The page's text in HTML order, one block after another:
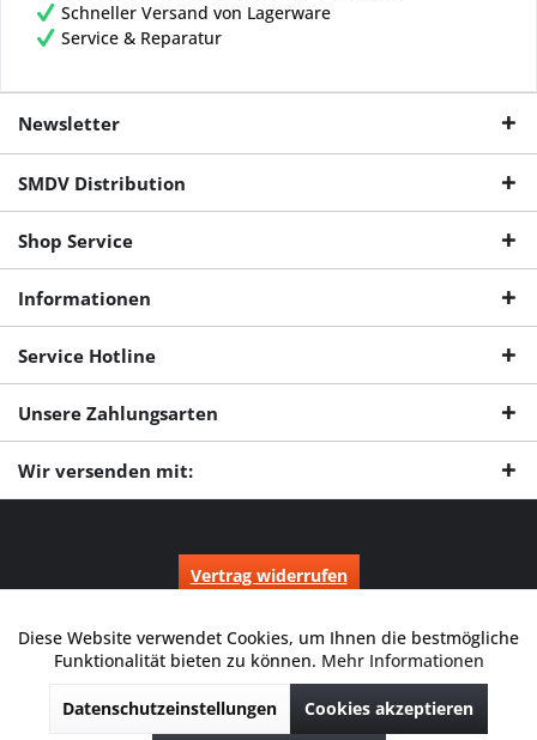
Schneller Versand von Lagerware
Service & Reparatur
Newsletter
SMDV Distribution
Shop Service
Informationen
Service Hotline
Unsere Zahlungsarten
Wir versenden mit:
Vertrag widerrufen
Nachnahmegebühren, wenn nicht anders beschrieben.
Durchgestrichene Preise entsprechen dem niedrigsten Verkaufspreis
der letzten 30 Tage. ** Preise beziehen sich auf einen einmal
geforderten Verkaufspreis. UVP: Unverbindliche Preisempfehlung des
Herstellers.
© 2026 Digitale Fotografien | Entwicklung & Support byPro-Webs.de
Funktionale Aktiv
Marketing Inaktiv
Diese Website verwendet Cookies, um Ihnen die bestmögliche
Funktionalität bieten zu können. Mehr Informationen
Datenschutzeinstellungen Cookies akzeptieren